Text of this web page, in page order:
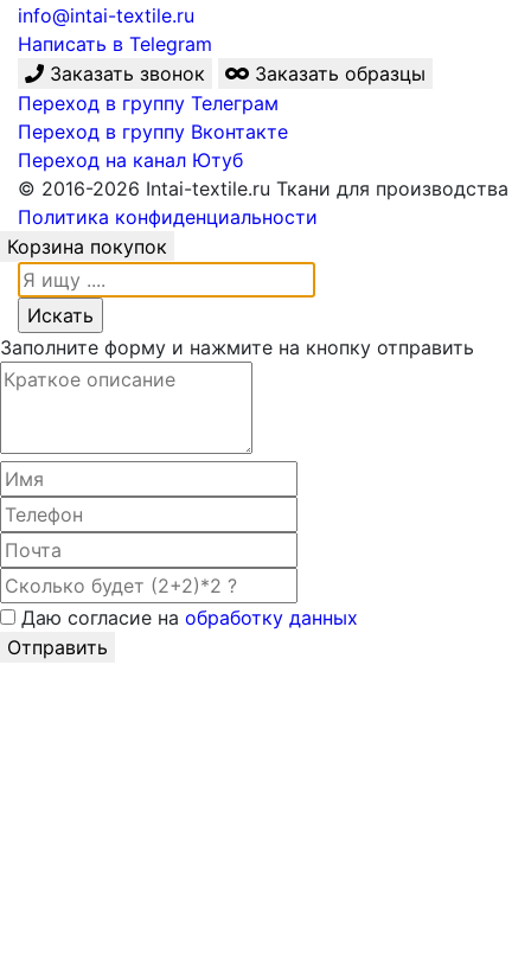
info@intai-textile.ru
Написать в Telegram
Заказать звонок
Заказать образцы
Переход в группу Телеграм
Переход в группу Вконтакте
Переход на канал Ютуб
© 2016-2026 Intai-textile.ru Ткани для производства
Политика конфиденциальности
Корзина покупок
Заполните форму и нажмите на кнопку отправить
Даю согласие на обработку данных
Отправить